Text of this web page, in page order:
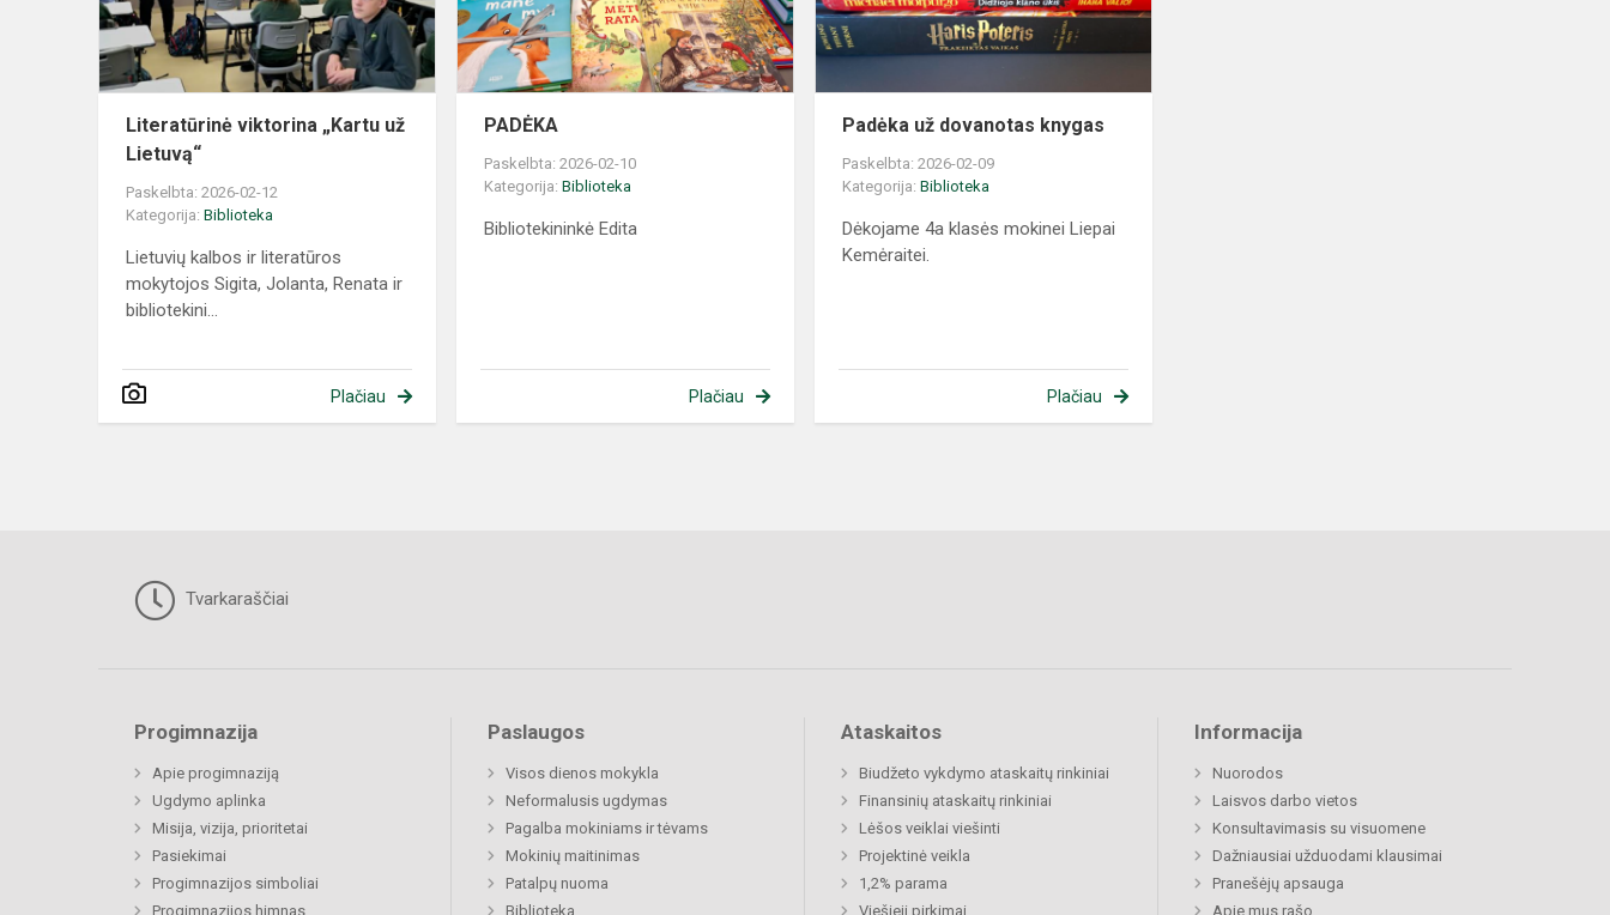
Literatūrinė viktorina „Kartu už
Lietuvą“
Paskelbta: 2026-02-12
Kategorija: Biblioteka
Lietuvių kalbos ir literatūros
mokytojos Sigita, Jolanta, Renata ir
bibliotekini...
Plačiau
PADĖKA
Paskelbta: 2026-02-10
Kategorija:Biblioteka
Bibliotekininkė Edita
Plačiau
Padėka už dovanotas knygas
Paskelbta: 2026-02-09
Kategorija:Biblioteka
Dėkojame 4a klasės mokinei Liepai
Kemėraitei.
Plačiau
Tvarkaraščiai
Progimnazija
Apie progimnaziją
Ugdymo aplinka
Misija, vizija, prioritetai
Pasiekimai
Progimnazijos simboliai
Progimnazijos himnas
Paslaugos
Visos dienos mokykla
Neformalusis ugdymas
Pagalba mokiniams ir tėvams
Mokinių maitinimas
Patalpų nuoma
Biblioteka
Ataskaitos
Biudžeto vykdymo ataskaitų rinkiniai
Finansinių ataskaitų rinkiniai
Lėšos veiklai viešinti
Projektinė veikla
1,2% parama
Viešieji pirkimai
Informacija
Nuorodos
Laisvos darbo vietos
Konsultavimasis su visuomene
Dažniausiai užduodami klausimai
Pranešėjų apsauga
Apie mus rašo